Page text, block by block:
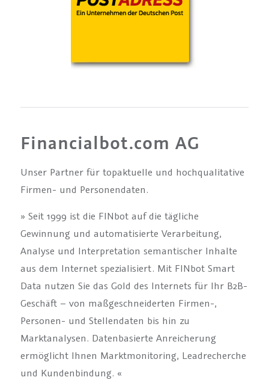
Financialbot.com AG
Unser Partner für topaktuelle und hochqualitative
Firmen- und Personendaten.
» Seit 1999 ist die FINbot auf die tägliche
Gewinnung und automatisierte Verarbeitung,
Analyse und Interpretation semantischer Inhalte
aus dem Internet spezialisiert. Mit FINbot Smart
Data nutzen Sie das Gold des Internets für Ihr B2B-
Geschäft – von maßgeschneiderten Firmen-,
Personen- und Stellendaten bis hin zu
Marktanalysen. Datenbasierte Anreicherung
ermöglicht Ihnen Marktmonitoring, Leadrecherche
und Kundenbindung. «